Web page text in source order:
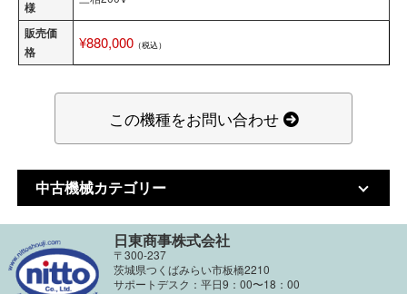
様
販売価
格
¥880,000（税込）
この機種をお問い合わせ
中古機械カテゴリー
日東商事株式会社
〒300-237
茨城県つくばみらい市板橋2210
サポートデスク：平日9：00〜18：00